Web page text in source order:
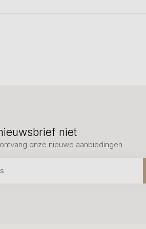
niet
onze nieuwe aanbiedingen